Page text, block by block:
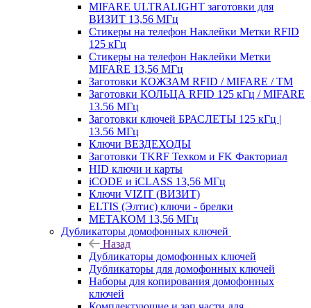
MIFARE ULTRALIGHT заготовки для
ВИЗИТ 13,56 МГц
Стикеры на телефон Наклейки Метки RFID
125 кГц
Стикеры на телефон Наклейки Метки
MIFARE 13,56 МГц
Заготовки КОЖЗАМ RFID / MIFARE / TM
Заготовки КОЛЬЦА RFID 125 кГц / MIFARE
13.56 МГц
Заготовки ключей БРАСЛЕТЫ 125 кГц |
13.56 МГц
Ключи ВЕЗДЕХОДЫ
Заготовки TKRF Техком и FK Факториал
HID ключи и карты
iCODE и iCLASS 13,56 МГц
Ключи VIZIT (ВИЗИТ)
ELTIS (Элтис) ключи - брелки
МЕТАКОМ 13,56 МГц
Дубликаторы домофонных ключей
Назад
Дубликаторы домофонных ключей
Дубликаторы для домофонных ключей
Наборы для копирования домофонных
ключей